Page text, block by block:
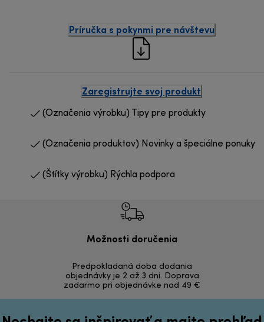
Príručka s pokynmi pre návštevu
Zaregistrujte svoj produkt
(Označenia výrobku) Tipy pre produkty
(Označenia produktov) Novinky a špeciálne ponuky
(Štítky výrobku) Rýchla podpora
Možnosti doručenia
Predpokladaná doba dodania
objednávky je 2 až 3 dni. Doprava
zadarmo pri objednávke nad 49 €